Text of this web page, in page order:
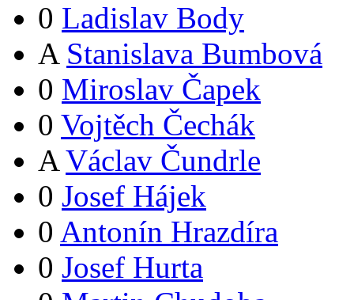
0 Ladislav Body
A Stanislava Bumbová
0 Miroslav Čapek
0 Vojtěch Čechák
A Václav Čundrle
0 Josef Hájek
0 Antonín Hrazdíra
0 Josef Hurta